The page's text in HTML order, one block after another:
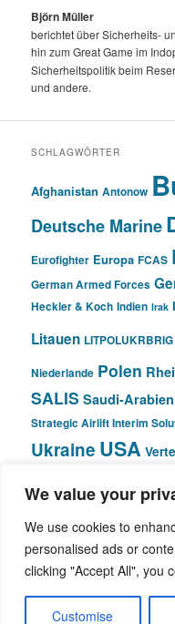
We value your
We use cookies to
personalised ads or
clicking "Accept All", you
Customise
Björn Müller
berichtet über Sicherheits-
hin zum Great Game im
Sicherheitspolitik beim
und andere.
SCHLAGWÖRTER
Afghanistan Antonow
Deutsche Marine
Eurofighter Europa FCAS
German Armed Forces
Heckler & Koch Indien Irak
Litauen LITPOLUKRBRIG
Niederlande Polen
SALIS Saudi-Arabien
Strategic Airlift Interim
Ukraine USA
© Pivot Area